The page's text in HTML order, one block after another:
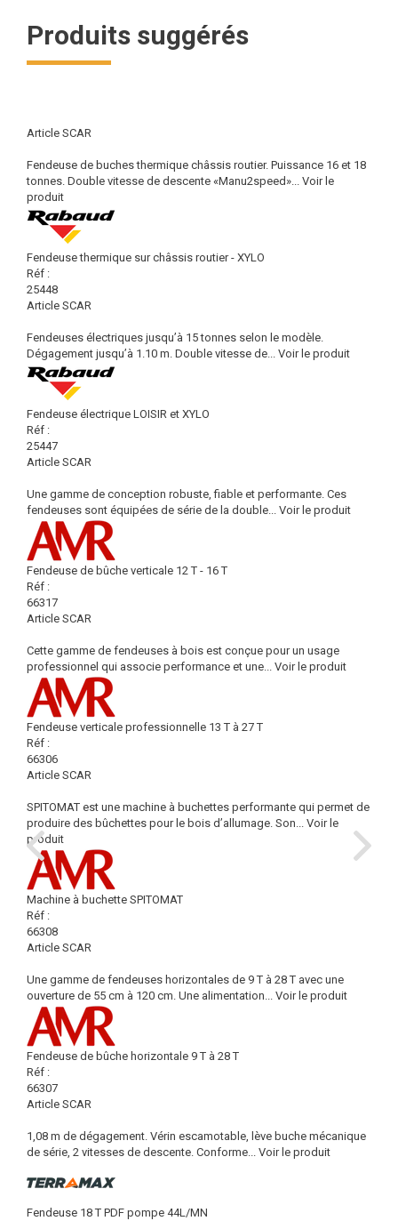
Produits suggérés
Article SCAR
Fendeuse de buches thermique châssis routier. Puissance 16 et 18
tonnes. Double vitesse de descente «Manu2speed»... Voir le
produit
Fendeuse thermique sur châssis routier - XYLO
Réf :
25448
Article SCAR
Fendeuses électriques jusqu’à 15 tonnes selon le modèle.
Dégagement jusqu’à 1.10 m. Double vitesse de... Voir le produit
Fendeuse électrique LOISIR et XYLO
Réf :
25447
Article SCAR
Une gamme de conception robuste, fiable et performante. Ces
fendeuses sont équipées de série de la double... Voir le produit
Fendeuse de bûche verticale 12 T - 16 T
Réf :
66317
Article SCAR
Cette gamme de fendeuses à bois est conçue pour un usage
professionnel qui associe performance et une... Voir le produit
Fendeuse verticale professionnelle 13 T à 27 T
Réf :
66306
Article SCAR
SPITOMAT est une machine à buchettes performante qui permet de
produire des bûchettes pour le bois d’allumage. Son... Voir le
produit
Machine à buchette SPITOMAT
Réf :
66308
Article SCAR
Une gamme de fendeuses horizontales de 9 T à 28 T avec une
ouverture de 55 cm à 120 cm. Une alimentation... Voir le produit
Fendeuse de bûche horizontale 9 T à 28 T
Réf :
66307
Article SCAR
1,08 m de dégagement. Vérin escamotable, lève buche mécanique
de série, 2 vitesses de descente. Conforme... Voir le produit
Fendeuse 18 T PDF pompe 44L/MN